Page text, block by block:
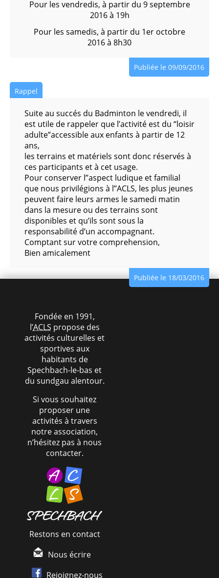
Pour les vendredis, à partir du 9 septembre
2016 à 19h
Pour les samedis, à partir du 1er octobre
2016 à 8h30
Publiée le 09/09/2016
Rappel
Suite au succés du Badminton le vendredi, il
est utile de rappeler que l’activité est du “loisir
adulte”accessible aux enfants à partir de 12
ans,
les terrains et matériels sont donc réservés à
ces participants et à cet usage.
Pour conserver l’’aspect ludique et familial
que nous privilégions à l’’ACLS, les plus jeunes
peuvent faire leurs armes le samedi matin
dans la mesure ou des terrains sont
disponibles et qu’ils sont sous la
responsabilité d’un accompagnant.
Comptant sur votre comprehension,
Bien amicalement
Publiée le 18/03/2016
Fondée en 1991,
l’ACLS propose des
activités culturelles et
sportives aux
habitants de
Spechbach-le-bas et
du sundgau alentour.
Si vous souhaitez
proposer une
activités à travers
notre association,
n’hésitez pas à nous
contacter.
Restons en contact
Nous écrire
Rejoignez-nous